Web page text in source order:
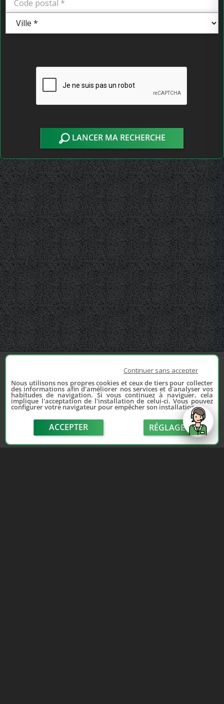
LANCER MA RECHERCHE
Continuer sans accepter
Nous utilisons nos propres cookies et ceux de tiers pour collecter
des informations afin d'améliorer nos services et d'analyser vos
habitudes de navigation. Si vous continuez à naviguer, cela
implique l'acceptation de l'installation de celui-ci. Vous pouvez
configurer votre navigateur pour empêcher son installation.
ACCEPTER RÉGLAGE